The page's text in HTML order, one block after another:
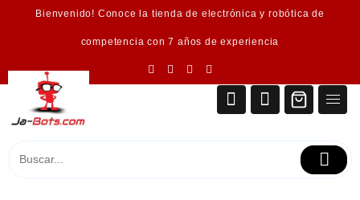
Bienvenido! Conoce la tienda de electrónica y robótica de
competencia con 7 años de experiencia